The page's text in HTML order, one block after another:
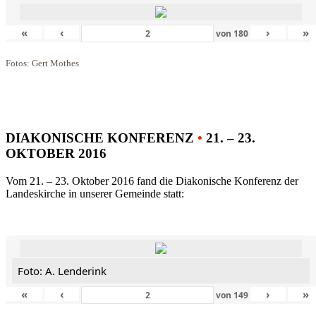
« ‹ von 180 › »
Fotos: Gert Mothes
DIAKONISCHE KONFERENZ • 21. – 23.
OKTOBER 2016
Vom 21. – 23. Oktober 2016 fand die Diakonische Konferenz der
Landeskirche in unserer Gemeinde statt:
Foto: A. Lenderink
«
‹ von 149 › »